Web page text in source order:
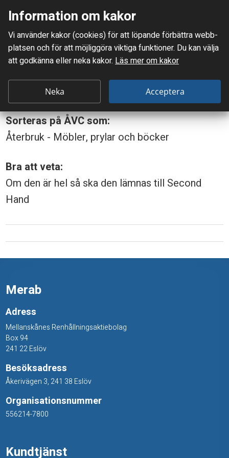
Mellanskånes Renhållnings AB
Du är här: Tavla
T
v
a
Tavla
Sorteras på ÅVC som:
Återbruk - Möbler, prylar och böcker
Bra att veta:
Om den är hel så ska den lämnas till Second
Hand
Merab
Adress
Mellanskånes Renhållningsaktiebolag
Box 94
241 22 Eslöv
Besöksadress
Åkerivägen 3, 241 38 Eslöv
Organisationsnummer
556214-7800
Kundtjänst
Information om kakor
Vi använder kakor (cookies) för att löpande förbättra webb­
platsen och för att möjlig­göra viktiga funktioner. Du kan välja
att godkänna eller neka kakor. Läs mer om kakor
Neka Acceptera